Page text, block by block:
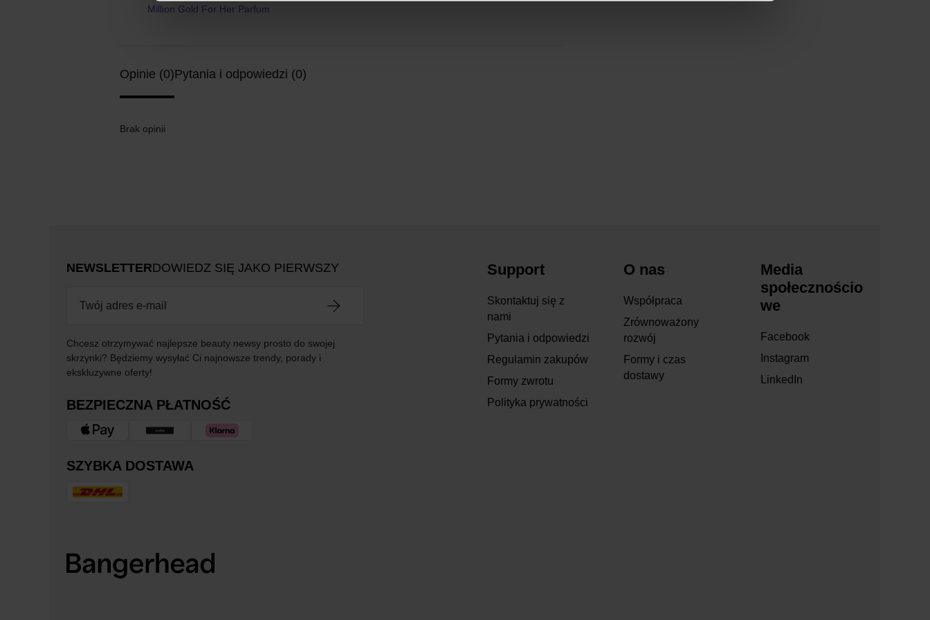
Million Gold For Her Parfum
Opinie (0)Pytania i odpowiedzi (0)
Brak opinii
NEWSLETTERDOWIEDZ SIĘ JAKO PIERWSZY
Chcesz otrzymywać najlepsze beauty newsy prosto do swojej
skrzynki? Będziemy wysyłać Ci najnowsze trendy, porady i
ekskluzywne oferty!
BEZPIECZNA PŁATNOŚĆ
SZYBKA DOSTAWA
Support
Skontaktuj się z
nami
Pytania i odpowiedzi
Regulamin zakupów
Formy zwrotu
Polityka prywatności
O nas
Współpraca
Zrównoważony
rozwój
Formy i czas
dostawy
Media
społecznościo
we
Facebook
Instagram
LinkedIn